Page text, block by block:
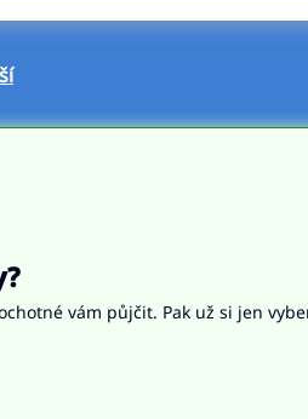
vám půjčit. Pak už si jen